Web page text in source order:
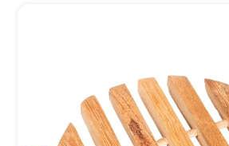
Eu concordo em receber
A nossa empresa está comprometida
sua privacidade, utilizaremos seus
de marketing. Você pode alterar suas
qualquer momento.